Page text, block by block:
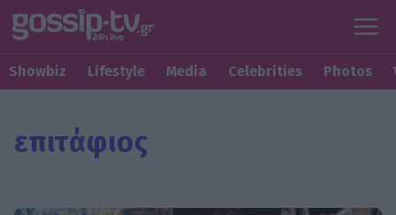
Showbiz Lifestyle Media Celebrities Photos
επιτάφιος